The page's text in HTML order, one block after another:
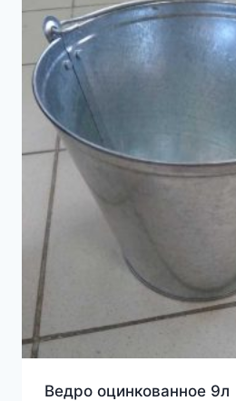
Ведро оцинкованное 9л